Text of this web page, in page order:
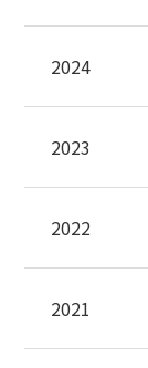
2024
2023
2022
2021